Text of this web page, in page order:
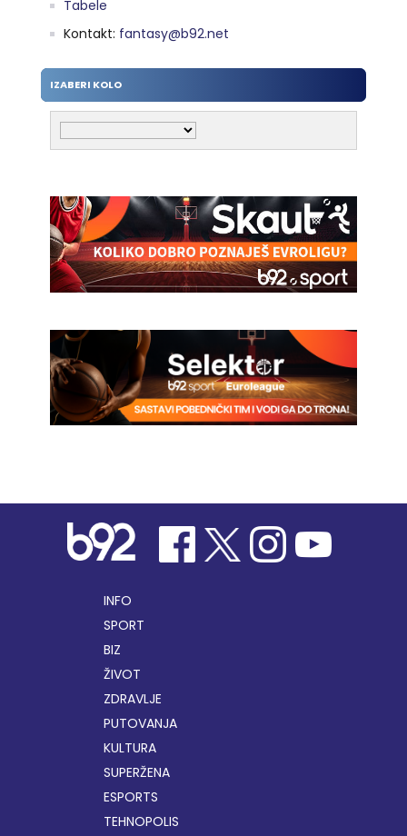
Tabele
Kontakt: fantasy@b92.net
IZABERI KOLO
INFO
SPORT
BIZ
ŽIVOT
ZDRAVLJE
PUTOVANJA
KULTURA
SUPERŽENA
ESPORTS
TEHNOPOLIS